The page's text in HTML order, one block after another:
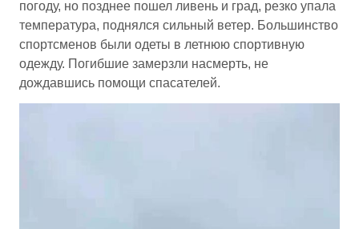
погоду, но позднее пошел ливень и град, резко упала
температура, поднялся сильный ветер. Большинство
спортсменов были одеты в летнюю спортивную
одежду. Погибшие замерзли насмерть, не
дождавшись помощи спасателей.